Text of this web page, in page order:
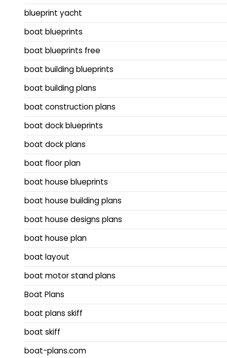
blueprint yacht
boat blueprints
boat blueprints free
boat building blueprints
boat building plans
boat construction plans
boat dock blueprints
boat dock plans
boat floor plan
boat house blueprints
boat house building plans
boat house designs plans
boat house plan
boat layout
boat motor stand plans
Boat Plans
boat plans skiff
boat skiff
boat-plans.com